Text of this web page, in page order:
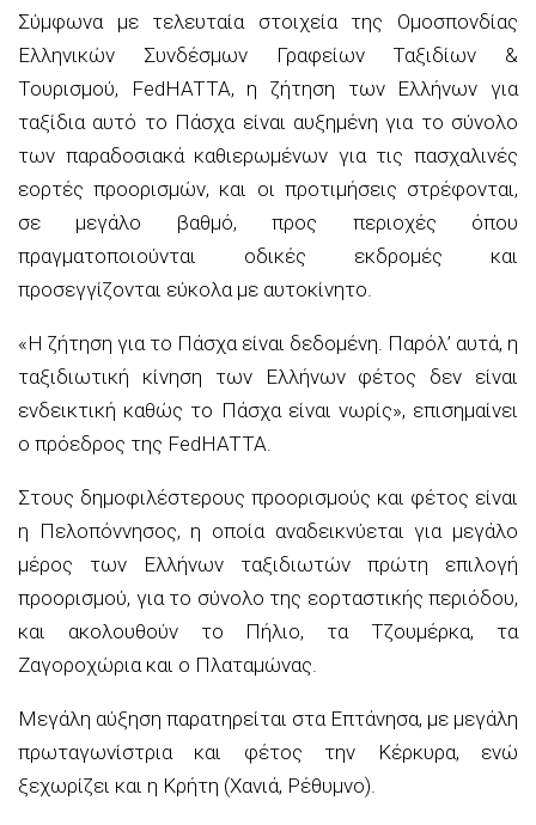
Σύμφωνα με τελευταία στοιχεία της Ομοσπονδίας
Ελληνικών Συνδέσμων Γραφείων Ταξιδίων &
Τουρισμού, FedHATTA, η ζήτηση των Ελλήνων για
ταξίδια αυτό το Πάσχα είναι αυξημένη για το σύνολο
των παραδοσιακά καθιερωμένων για τις πασχαλινές
εορτές προορισμών, και οι προτιμήσεις στρέφονται,
σε μεγάλο βαθμό, προς περιοχές όπου
πραγματοποιούνται οδικές εκδρομές και
προσεγγίζονται εύκολα με αυτοκίνητο.
«Η ζήτηση για το Πάσχα είναι δεδομένη. Παρόλ’ αυτά, η
ταξιδιωτική κίνηση των Ελλήνων φέτος δεν είναι
ενδεικτική καθώς το Πάσχα είναι νωρίς», επισημαίνει
ο πρόεδρος της FedHATTA.
Στους δημοφιλέστερους προορισμούς και φέτος είναι
η Πελοπόννησος, η οποία αναδεικνύεται για μεγάλο
μέρος των Ελλήνων ταξιδιωτών πρώτη επιλογή
προορισμού, για το σύνολο της εορταστικής περιόδου,
και ακολουθούν το Πήλιο, τα Τζουμέρκα, τα
Ζαγοροχώρια και ο Πλαταμώνας.
Μεγάλη αύξηση παρατηρείται στα Επτάνησα, με μεγάλη
πρωταγωνίστρια και φέτος την Κέρκυρα, ενώ
ξεχωρίζει και η Κρήτη (Χανιά, Ρέθυμνο).